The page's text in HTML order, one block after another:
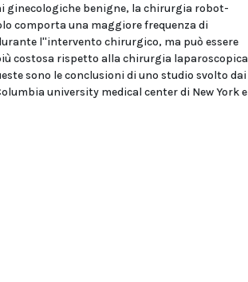
ginecologiche benigne, la chirurgia robot-
comporta una maggiore frequenza di
l''intervento chirurgico, ma può essere
costosa rispetto alla chirurgia laparoscopica
sono le conclusioni di uno studio svolto dai
university medical center di New York e